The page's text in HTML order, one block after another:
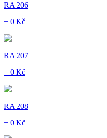
RA 206
+ 0 Kč
RA 207
+ 0 Kč
RA 208
+ 0 Kč